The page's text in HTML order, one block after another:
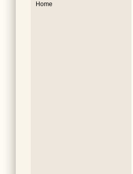
Home